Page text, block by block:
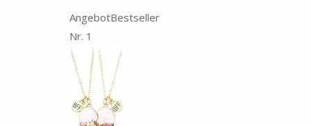
AngebotBestseller
Nr. 1